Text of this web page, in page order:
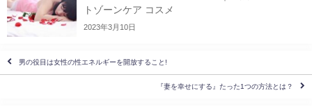
トゾーンケア コスメ
2023年3月10日
男の役目は女性の性エネルギーを開放すること!
『妻を幸せにする』たった1つの方法とは？